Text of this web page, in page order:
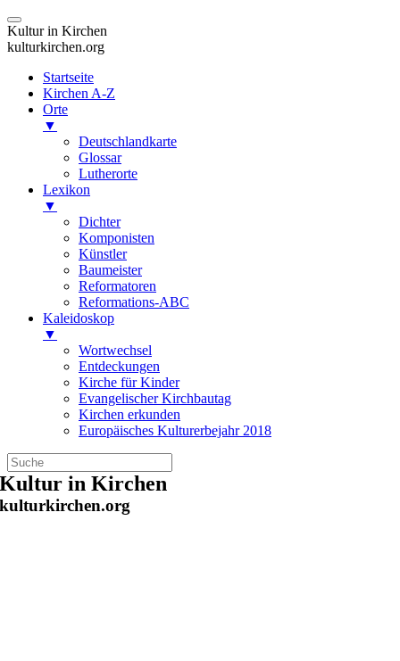
Kultur in Kirchen
kulturkirchen.org
Startseite
Kirchen A-Z
Orte
▼
Deutschlandkarte
Glossar
Lutherorte
Lexikon
▼
Dichter
Komponisten
Künstler
Baumeister
Reformatoren
Reformations-ABC
Kaleidoskop
▼
Wortwechsel
Entdeckungen
Kirche für Kinder
Evangelischer Kirchbautag
Kirchen erkunden
Europäisches Kulturerbejahr 2018
Zum
Inhalt
springen
Kultur in Kirchen
kulturkirchen.org